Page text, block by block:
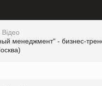
Відео
менеджмент" - бизнес-